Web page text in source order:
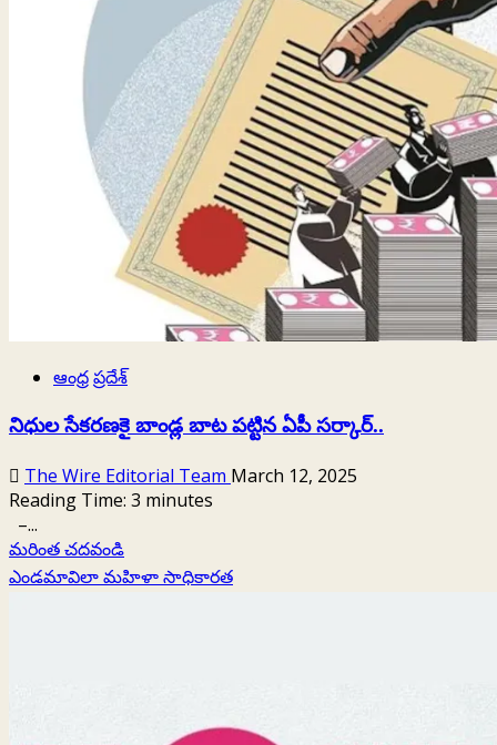
నీడ
లో
ప్రభుత్వాలు
ఆంధ్ర ప్రదేశ్
నిధుల సేకరణకై బాండ్ల బాట పట్టిన ఏపీ సర్కార్‌..
The Wire Editorial Team March 12, 2025
Reading Time: 3 minutes
–...
మరింత చదవండిRead
more
ఎండమావిలా మహిళా సాధికారత